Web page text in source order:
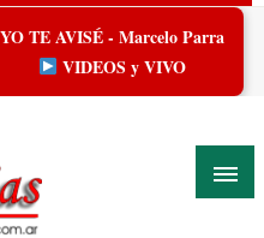
YO TE AVISÉ - Marcelo Parra
VIDEOS y VIVO